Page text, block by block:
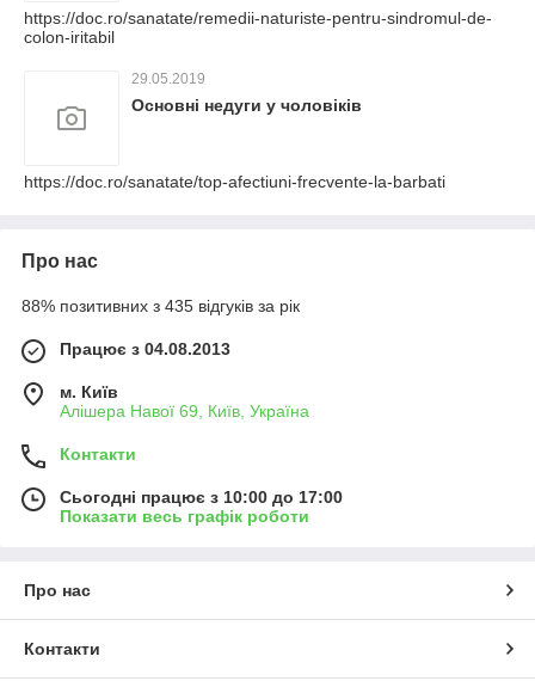
https://doc.ro/sanatate/remedii-naturiste-pentru-sindromul-de-
colon-iritabil
29.05.2019
Основні недуги у чоловіків
https://doc.ro/sanatate/top-afectiuni-frecvente-la-barbati
Про нас
88% позитивних з 435 відгуків за рік
Працює з 04.08.2013
м. Київ
Алішера Навої 69, Київ, Україна
Контакти
Сьогодні працює з 10:00 до 17:00
Показати весь графік роботи
Про нас
Контакти